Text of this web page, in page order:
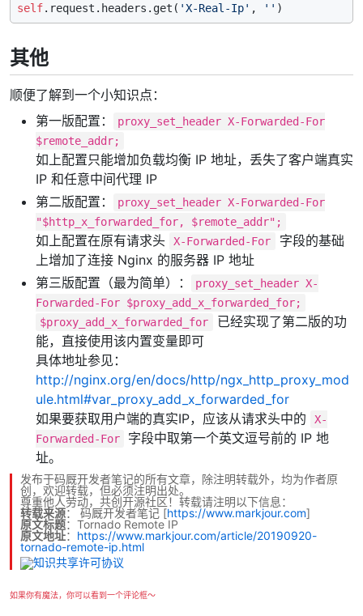
self.request.headers.get( 'X-Real-Ip' , ''
其他
顺便了解到一个小知识点：
第一版配置：
proxy_set_header X-Forwarded-For
$remote_addr;
如上配置只能增加负载均衡 IP 地址，丢失了客户端真实
IP 和任意中间代理 IP
第二版配置：
proxy_set_header X-Forwarded-For
"$http_x_forwarded_for, $remote_addr";
如上配置在原有请求头 X-Forwarded-For
字段的基础
上增加了连接 Nginx 的服务器 IP 地址
第三版配置（最为简单）：
proxy_set_header X-
Forwarded-For $proxy_add_x_forwarded_for;
$proxy_add_x_forwarded_for
已经实现了第二版的功
能，直接使用该内置变量即可
具体地址参见：
http://nginx.org/en/docs/http/ngx_http_proxy_mod
ule.html#var_proxy_add_x_forwarded_for
如果要获取用户端的真实IP，应该从请求头中的
X-
Forwarded-For
字段中取第一个英文逗号前的 IP 地
址。
发布于码厩开发者笔记的所有文章，除注明转载外，均为作者原
创，欢迎转载，但必须注明出处。
尊重他人劳动，共创开源社区！转载请注明以下信息：
转载来源： 码厩开发者笔记 [https://www.markjour.com]
原文标题：Tornado Remote IP
原文地址： https://www.markjour.com/article/20190920-
tornado-remote-ip.html
如果你有魔法，你可以看到一个评论框～